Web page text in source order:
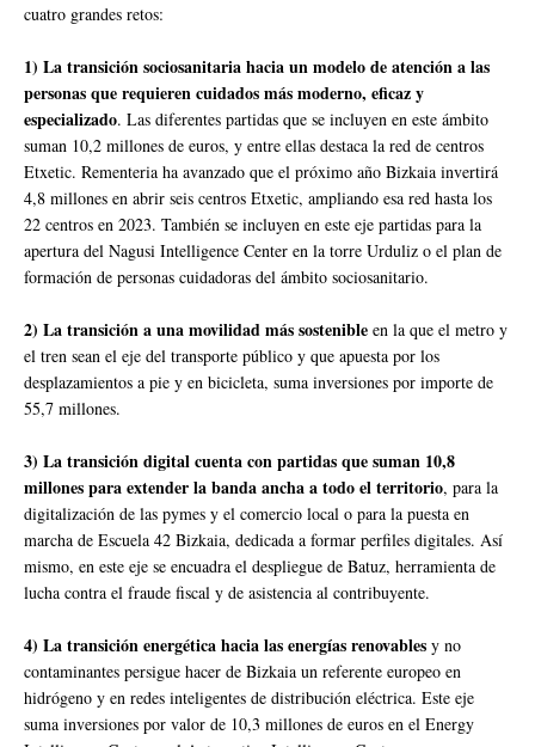
cuatro grandes retos:
1) La transición sociosanitaria hacia un modelo de atención a las
personas que requieren cuidados más moderno, eficaz y
especializado. Las diferentes partidas que se incluyen en este ámbito
suman 10,2 millones de euros, y entre ellas destaca la red de centros
Etxetic. Rementeria ha avanzado que el próximo año Bizkaia invertirá
4,8 millones en abrir seis centros Etxetic, ampliando esa red hasta los
22 centros en 2023. También se incluyen en este eje partidas para la
apertura del Nagusi Intelligence Center en la torre Urduliz o el plan de
formación de personas cuidadoras del ámbito sociosanitario.
2) La transición a una movilidad más sostenible en la que el metro y
el tren sean el eje del transporte público y que apuesta por los
desplazamientos a pie y en bicicleta, suma inversiones por importe de
55,7 millones.
3) La transición digital cuenta con partidas que suman 10,8
millones para extender la banda ancha a todo el territorio, para la
digitalización de las pymes y el comercio local o para la puesta en
marcha de Escuela 42 Bizkaia, dedicada a formar perfiles digitales. Así
mismo, en este eje se encuadra el despliegue de Batuz, herramienta de
lucha contra el fraude fiscal y de asistencia al contribuyente.
4) La transición energética hacia las energías renovables y no
contaminantes persigue hacer de Bizkaia un referente europeo en
hidrógeno y en redes inteligentes de distribución eléctrica. Este eje
suma inversiones por valor de 10,3 millones de euros en el Energy